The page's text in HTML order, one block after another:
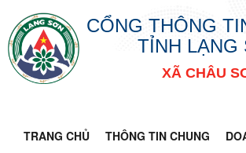
CỔNG THÔNG
TỈNH LẠNG
XÃ CHÂU
TRANG CHỦ THÔNG TIN CHUNG